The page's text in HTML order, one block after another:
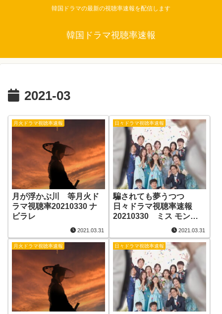
韓国ドラマの最新の視聴率速報を配信します
韓国ドラマ視聴率速報
2021-03
月火ドラマ視聴率速報
月が浮かぶ川 等月火ド
ラマ視聴率20210330 ナ
ビラレ
2021.03.31
日々ドラマ視聴率速報
騙されても夢うつつ
日々ドラマ視聴率速報
20210330 ミス モンテ
クリスト、火の鳥、メシ
となれ
2021.03.31
月火ドラマ視聴率速報 日々ドラマ視聴率速報